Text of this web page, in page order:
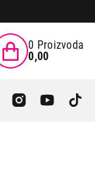
0 Proizvoda
0,00